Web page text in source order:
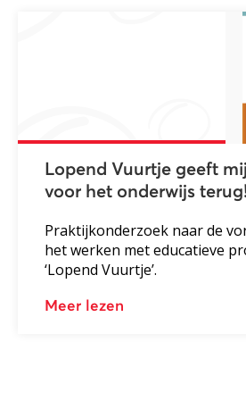
Lopend Vuurtje geeft
voor het onderwijs terug!
Praktijkonderzoek naar de
het werken met educatieve
‘Lopend Vuurtje’.
Meer lezen